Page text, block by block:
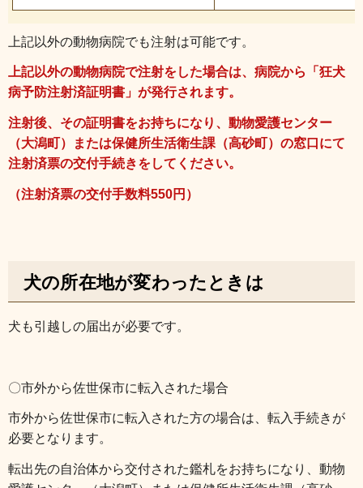
上記以外の動物病院でも注射は可能です。
上記以外の動物病院で注射をした場合は、病院から「狂犬
病予防注射済証明書」が発行されます。
注射後、その証明書をお持ちになり、動物愛護センター
（大潟町）または保健所生活衛生課（高砂町）の窓口にて
注射済票の交付手続きをしてください。
（注射済票の交付手数料550円）
犬の所在地が変わったときは
犬も引越しの届出が必要です。
〇市外から佐世保市に転入された場合
市外から佐世保市に転入された方の場合は、転入手続きが
必要となります。
転出先の自治体から交付された鑑札をお持ちになり、動物